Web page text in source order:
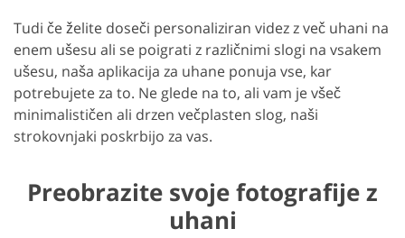
Tudi če želite doseči personaliziran videz z več uhani na
enem ušesu ali se poigrati z različnimi slogi na vsakem
ušesu, naša aplikacija za uhane ponuja vse, kar
potrebujete za to. Ne glede na to, ali vam je všeč
minimalističen ali drzen večplasten slog, naši
strokovnjaki poskrbijo za vas.
Preobrazite svoje fotografije z
uhani